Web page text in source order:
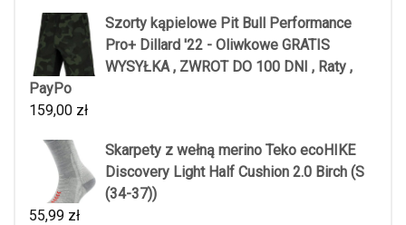
Szorty kąpielowe Pit Bull Performance
Pro+ Dillard '22 - Oliwkowe GRATIS
WYSYŁKA , ZWROT DO 100 DNI , Raty ,
PayPo
159,00 zł
Skarpety z wełną merino Teko ecoHIKE
Discovery Light Half Cushion 2.0 Birch (S
(34-37))
55,99 zł